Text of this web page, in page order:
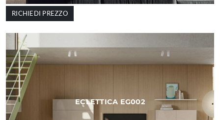
RICHIEDI PREZZO
ECLETTICA EG002